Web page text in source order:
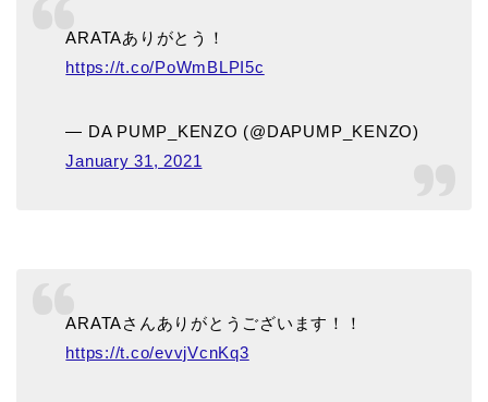
ARATAありがとう！
https://t.co/PoWmBLPI5c
— DA PUMP_KENZO (@DAPUMP_KENZO)
January 31, 2021
ARATAさんありがとうございます！！
https://t.co/evvjVcnKq3